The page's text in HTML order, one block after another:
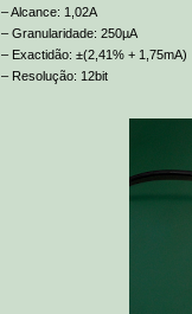
– Alcance: 1,02A
– Granularidade: 250µA
– Exactidão: ±(2,41% + 1,75mA)
– Resolução: 12bit